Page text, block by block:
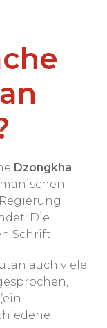
Dzongkha.
Die
Schrift.
auch viele